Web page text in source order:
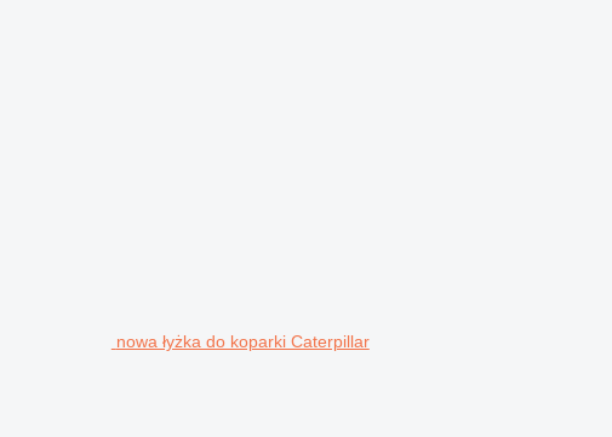
nowa łyżka do koparki Caterpillar